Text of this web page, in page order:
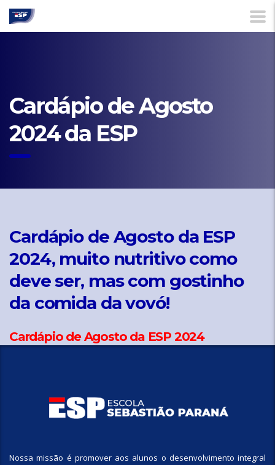
Cardápio de Agosto
2024 da ESP
Cardápio de Agosto da ESP
2024, muito nutritivo como
deve ser, mas com gostinho
da comida da vovó!
Cardápio de Agosto da ESP 2024
Nossa missão é promover aos alunos o desenvolvimento integral